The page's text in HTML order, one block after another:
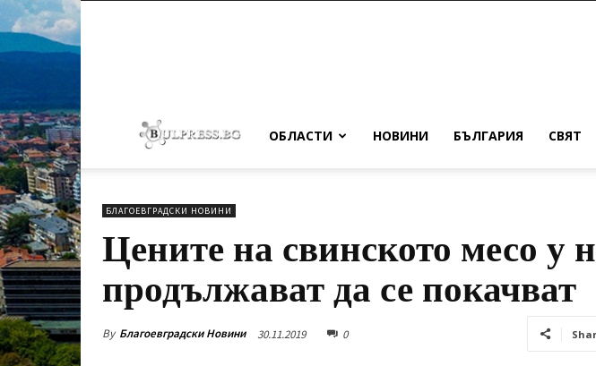
ОБЛАСТИ НОВИНИ БЪЛГАРИЯ СВЯТ
БЛАГОЕВГРАДСКИ НОВИНИ
Цените на свинското месо у
продължават да се покачват
By Благоевградски Новини 30.11.2019 0